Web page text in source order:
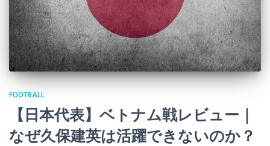
FOOTBALL
【日本代表】ベトナム戦レビュー｜
なぜ久保建英は活躍できないのか？